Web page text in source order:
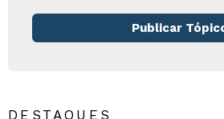
Publicar
DESTAQUES